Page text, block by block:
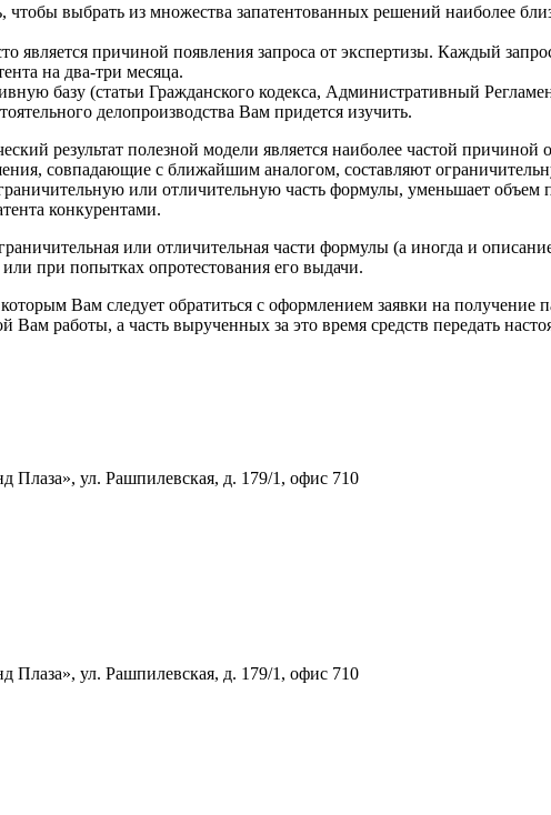
чтобы выбрать из множества запатентованных решений наиболее
является причиной появления запроса от экспертизы. Каждый
на два-три месяца.
базу (статьи Гражданского кодекса, Административный
делопроизводства Вам придется изучить.
результат полезной модели является наиболее частой причиной
совпадающие с ближайшим аналогом, составляют
или отличительную часть формулы, уменьшает
конкурентами.
или отличительная части формулы (а иногда и
при попытках опротестования его выдачи.
Вам следует обратиться с оформлением заявки на получение
Вам работы, а часть вырученных за это время средств передать
Плаза», ул. Рашпилевская, д. 179/1, офис 710
Плаза», ул. Рашпилевская, д. 179/1, офис 710